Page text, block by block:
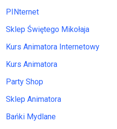
PINternet
Sklep Świętego Mikołaja
Kurs Animatora Internetowy
Kurs Animatora
Party Shop
Sklep Animatora
Bańki Mydlane